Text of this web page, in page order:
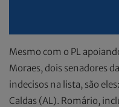
Mesmo com o PL
Moraes, dois senadores
indecisos na lista, são
Caldas (AL). Romário,